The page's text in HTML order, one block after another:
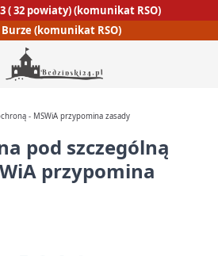
( 32 powiaty) (komunikat RSO)
(komunikat RSO)
- MSWiA przypomina zasady
pod szczególną
przypomina